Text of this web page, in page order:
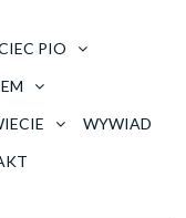
PIO
WYWIAD